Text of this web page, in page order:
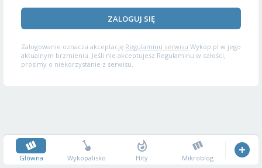
ZALOGUJ SIĘ
Zalogowanie oznacza akceptację Regulaminu serwisu Wykop.pl w jego
aktualnym brzmieniu. Jeśli nie akceptujesz Regulaminu w całości,
prosimy o niekorzystanie z serwisu.
Główna Wykopalisko Hity Mikroblog